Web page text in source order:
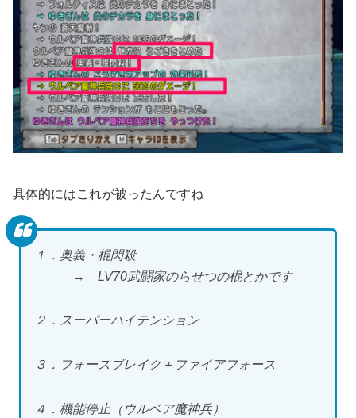
具体的にはこれが被ったんですね
１．奥義・棍閃殺
→ LV70武闘家のらせつの棍とかです
２．スーパーハイテンション
３．フォースブレイク＋ファイアフォース
４．機能停止（ウルベア魔神兵）